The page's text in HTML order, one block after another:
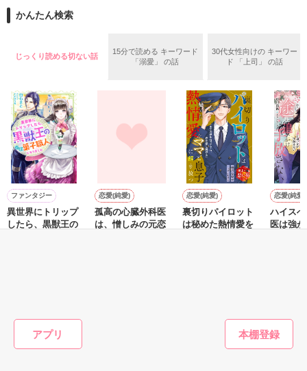
アプリ
2026.6.5～2026.7.25
＊以前、公開していた話の改稿版です＊
作品を読む
めた、同期で恋人の石垣守（26）がいるのだが、後輩の姫原由
守と由羅から『便利屋雛子』と馬鹿にされ、一人こっそり泣い
た上、同居まで提案してきて──？
鷹哉『宜しくな、俺の雛子』🦅
雛子『俺の……ひぃ、雛子？！！！』🐥
シゴデキで冷徹な上司が見せる素顔は、なぜか想像以上に甘く
て……🐥💓🦅
※表紙も作中使用の画像も全てフリー素材です。
※執筆期間2026.6.3〜7.20完結です。
かんたん検索
じっくり読める切ない話
15分で読める キーワード
「溺愛」 の話
30代女性向けの キーワー
ド 「上司」 の話
ファンタジー
異世界にトリップ
したら、黒獣王の
恋愛(純愛)
孤高の心臓外科医
は、憎しみの元恋
恋愛(純愛)
裏切りパイロット
は秘めた熱情愛を
恋愛(純愛)
ハイス
医は強
かんたん検索の条件を変える